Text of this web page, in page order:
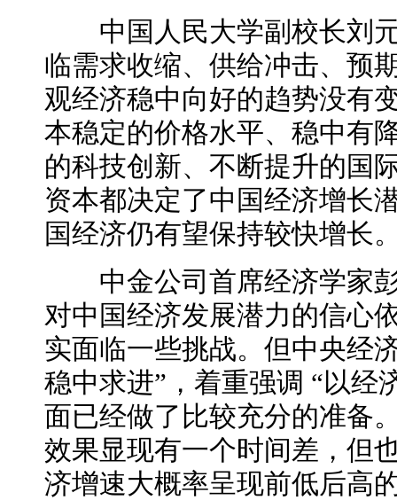
中国人民大学副校长刘元
临需求收缩、供给冲击、预
观经济稳中向好的趋势没有
本稳定的价格水平、稳中有
的科技创新、不断提升的国
资本都决定了中国经济增长
国经济仍有望保持较快增长
中金公司首席经济学家彭
对中国经济发展潜力的信心
实面临一些挑战。但中央经
稳中求进”，着重强调 “以经
面已经做了比较充分的准备
效果显现有一个时间差，但
济增速大概率呈现前低后高